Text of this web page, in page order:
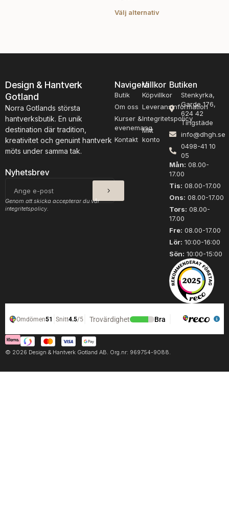
på
Välj alternativ
alternativen
på
produktsidan
Design & Hantverk
Gotland
Norra Gotlands största
hantverksbutik. En unik
destination där tradition,
kreativitet och genuint hantverk
möts under samma tak.
Nyhetsbrev
post
SKICKA
Genom att skicka accepterar du vår
integritetspolicy.
Navigera
Butik
Om oss
Kurser &
evenemang
Kontakt
Villkor
Köpvillkor
Leveransinformation
Integritetspolicy
Mitt
konto
Butiken
Stenkyrka,
Garde 176,
624 42
Tingstäde
info@dhgh.se
0498-41 10
05
Mån: 08.00-
17.00
Tis: 08.00-17.00
Ons: 08.00-17.00
Tors: 08.00-
17.00
Fre: 08.00-17.00
Lör: 10:00-16:00
Sön: 10:00-15:00
© 2026 Design & Hantverk Gotland AB. Org.nr: 969754-9088.